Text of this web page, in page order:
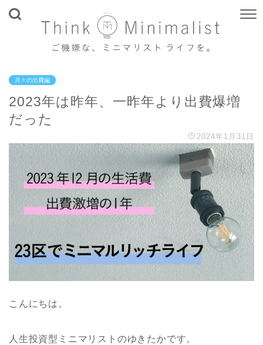
月々の出費編
2023年は昨年、一昨年より出費爆増
だった
2024年1月31日
こんにちは。
人生投資型ミニマリストのゆきたかです。